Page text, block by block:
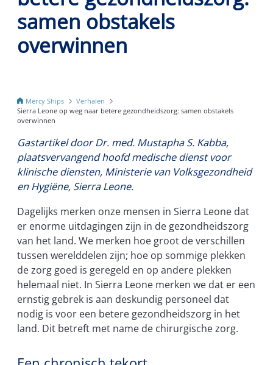
samen obstakels
overwinnen
Mercy Ships
Verhalen
Sierra Leone op weg naar betere gezondheidszorg: samen obstakels
overwinnen
Gastartikel door Dr. med. Mustapha S. Kabba,
plaatsvervangend hoofd medische dienst voor
klinische diensten, Ministerie van Volksgezondheid
en Hygiëne, Sierra Leone.
Dagelijks merken onze mensen in Sierra Leone dat
er enorme uitdagingen zijn in de gezondheidszorg
van het land. We merken hoe groot de verschillen
tussen werelddelen zijn; hoe op sommige plekken
de zorg goed is geregeld en op andere plekken
helemaal niet. In Sierra Leone merken we dat er een
ernstig gebrek is aan deskundig personeel dat
nodig is voor een betere gezondheidszorg in het
land. Dit betreft met name de chirurgische zorg.